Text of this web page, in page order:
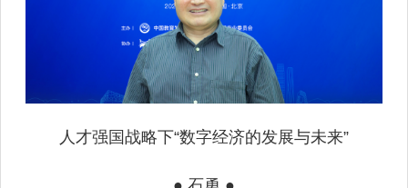
人才强国战略下“数字经济的发展与未来”